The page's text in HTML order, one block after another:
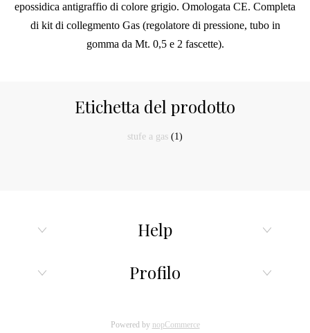
epossidica antigraffio di colore grigio. Omologata CE. Completa
di kit di collegmento Gas (regolatore di pressione, tubo in
gomma da Mt. 0,5 e 2 fascette).
Etichetta del prodotto
stufe a gas (1)
Help
Profilo
Powered by nopCommerce